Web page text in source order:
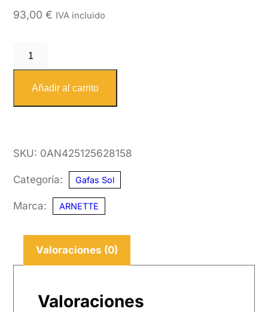
93,00€ IVA incluido
ARNETTE
4251
256281
Añadir al carrito
SKU: 0AN425125628158
Categoría: Gafas Sol
Marca: ARNETTE
Valoraciones (0)
Valoraciones